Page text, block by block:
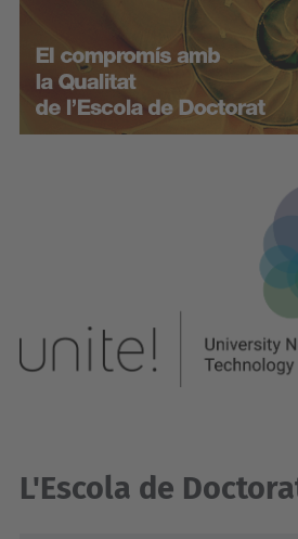
L'Escola de